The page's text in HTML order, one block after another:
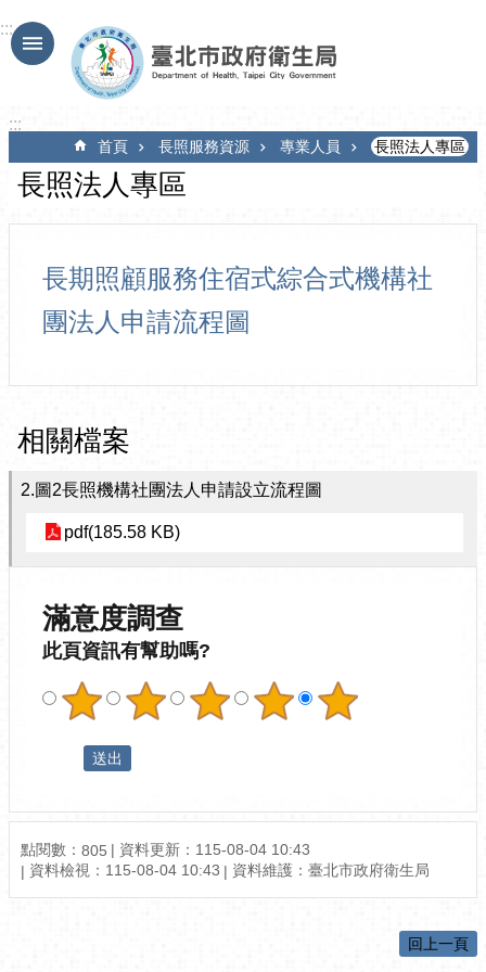
跳到主要內容區塊
:::
:::
首頁 長照服務資源 專業人員 長照法人專區
長照法人專區
長期照顧服務住宿式綜合式機構社
團法人申請流程圖
相關檔案
2.圖2長照機構社團法人申請設立流程圖
pdf(185.58 KB)
滿意度調查
此頁資訊有幫助嗎?
點閱數： 805
資料更新：115-08-04 10:43
資料檢視：115-08-04 10:43
資料維護：臺北市政府衛生局
回上一頁